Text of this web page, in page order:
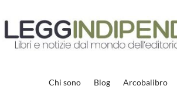
Chi sono Blog Arcobalibro